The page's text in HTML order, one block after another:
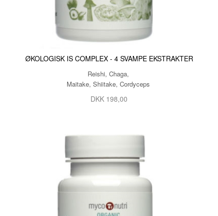
ØKOLOGISK IS COMPLEX - 4 SVAMPE EKSTRAKTER
Reishi, Chaga,
Maitake, Shiitake, Cordyceps
DKK 198,00